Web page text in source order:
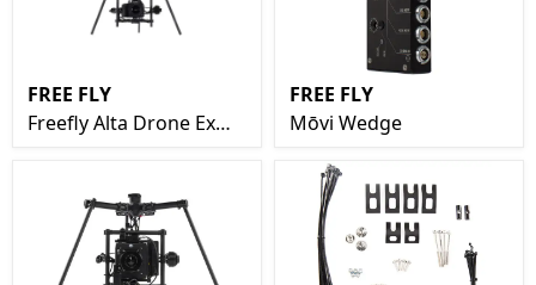
FREE FLY
Freefly Alta Drone Ex
FREE FLY
Mōvi Wedge